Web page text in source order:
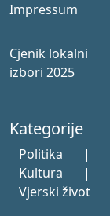
Impressum
Cjenik lokalni
izbori 2025
Kategorije
Politika |
Kultura
|
Vjerski život